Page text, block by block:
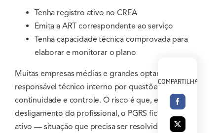
Tenha registro ativo no CREA
Emita a ART correspondente ao serviço
Tenha capacidade técnica comprovada para
elaborar e monitorar o plano
Muitas empresas médias e grandes optam por
responsável técnico interno por questões de
continuidade e controle. O risco é que, em caso de
desligamento do profissional, o PGRS fica sem RT
ativo — situação que precisa ser resolvida
COMPARTILHAR